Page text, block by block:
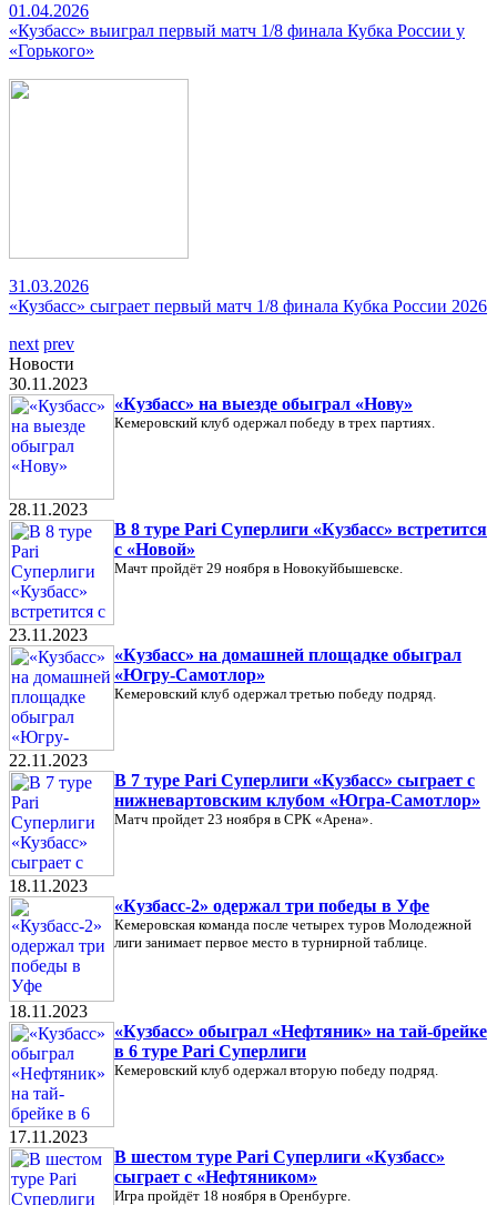
01.04.2026
«Кузбасс» выиграл первый матч 1/8 финала Кубка России у
«Горького»
31.03.2026
«Кузбасс» сыграет первый матч 1/8 финала Кубка России 2026
next prev
Новости
30.11.2023
«Кузбасс» на выезде обыграл «Нову»
Кемеровский клуб одержал победу в трех партиях.
28.11.2023
В 8 туре Pari Суперлиги «Кузбасс» встретится
с «Новой»
Мачт пройдёт 29 ноября в Новокуйбышевске.
23.11.2023
«Кузбасс» на домашней площадке обыграл
«Югру-Самотлор»
Кемеровский клуб одержал третью победу подряд.
22.11.2023
В 7 туре Pari Суперлиги «Кузбасс» сыграет с
нижневартовским клубом «Югра-Самотлор»
Матч пройдет 23 ноября в СРК «Арена».
18.11.2023
«Кузбасс-2» одержал три победы в Уфе
Кемеровская команда после четырех туров Молодежной
лиги занимает первое место в турнирной таблице.
18.11.2023
«Кузбасс» обыграл «Нефтяник» на тай-брейке
в 6 туре Pari Суперлиги
Кемеровский клуб одержал вторую победу подряд.
17.11.2023
В шестом туре Pari Суперлиги «Кузбасс»
сыграет с «Нефтяником»
Игра пройдёт 18 ноября в Оренбурге.